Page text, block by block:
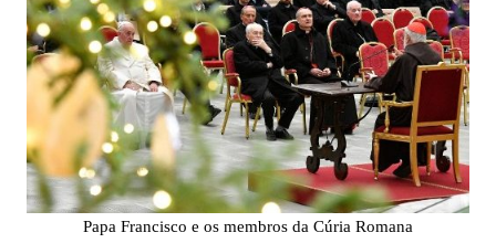
Papa Francisco e os membros da Cúria Romana